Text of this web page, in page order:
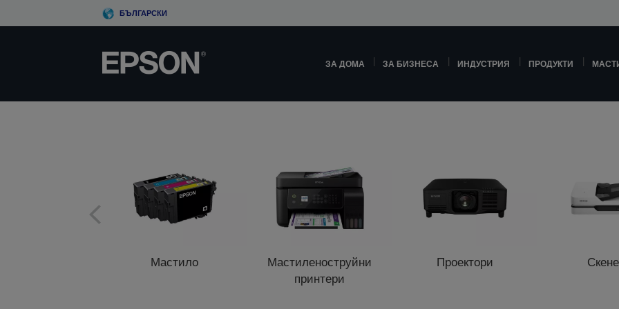
to
БЪЛГАРСКИ
ЗА ДОМА ЗА БИЗНЕСА ИНДУСТРИЯ ПРОДУКТИ
Мастило
Мастиленоструйни
принтери
Проектори